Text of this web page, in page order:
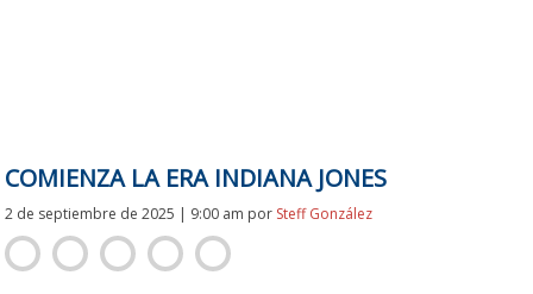
COMIENZA LA ERA INDIANA JONES
2 de septiembre de 2025 | 9:00 am por Steff González